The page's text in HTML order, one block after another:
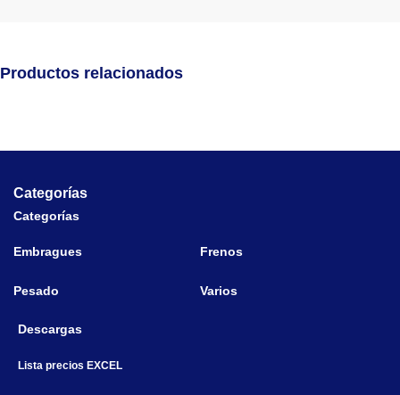
Productos relacionados
Categorías
Categorías
Embragues Frenos
Pesado Varios
Descargas
Lista precios EXCEL